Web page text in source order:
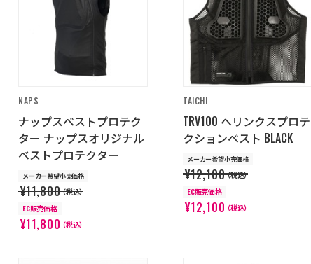
NAPS
ナップスベストプロテク
ター ナップスオリジナル
ベストプロテクター
メーカー希望小売価格
¥11,800（税込）
EC販売価格
¥11,800（税込）
TAICHI
TRV100 ヘリンクスプロテ
クションベスト BLACK
メーカー希望小売価格
¥12,100（税込）
EC販売価格
¥12,100（税込）